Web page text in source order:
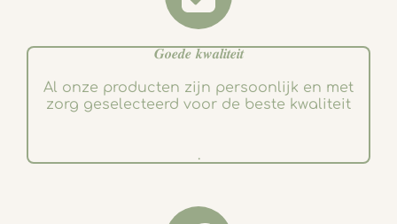
𝑮𝒐𝒆𝒅𝒆 𝒌𝒘𝒂𝒍𝒊𝒕𝒆𝒊𝒕
Al onze producten zijn persoonlijk en met
zorg geselecteerd voor de beste kwaliteit
.